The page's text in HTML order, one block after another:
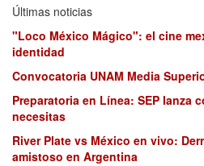
Últimas noticias
"Loco México Mágico": el cine
identidad
Convocatoria UNAM Media
Preparatoria en Línea: SEP lanza
necesitas
River Plate vs México en vivo:
amistoso en Argentina